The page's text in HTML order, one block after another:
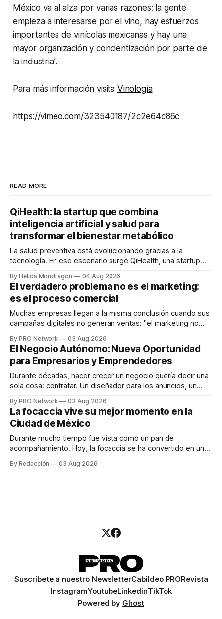
México va al alza por varias razones; la gente
empieza a interesarse por el vino, hay esfuerzos
importantes de vinícolas mexicanas y hay una
mayor organización y concientización por parte de
la industria”.
Para más información visita Vinología
https://vimeo.com/323540187/2c2e64c86c
READ MORE
QiHealth: la startup que combina
inteligencia artificial y salud para
transformar el bienestar metabólico
La salud preventiva está evolucionando gracias a la
tecnología. En ese escenario surge QiHealth, una startup
dispositivos inteligentes, inteligencia artificial y monitoreo
en tiempo real para ayudar a las personas a tomar mejores
decisiones sobre su salud metabólica. Su propuesta busca
responder
By Helios Mondragon 04 Aug 2026
El verdadero problema no es el marketing:
es el proceso comercial
Muchas empresas llegan a la misma conclusión cuando sus
campañas digitales no generan ventas: "el marketing no
INTERIUS, el problema suele estar en otro lugar. Durante
una entrevista para el podcast SER PRO, el especialista en
marketing digital explicó que
By PRO Network 03 Aug 2026
El Negocio Autónomo: Nueva Oportunidad
para Empresarios y Emprendedores
Durante décadas, hacer crecer un negocio quería decir una
sola cosa: contratar. Un diseñador para los anuncios, un
para los textos, alguien que supiera de publicidad digital
para encontrar prospectos, un vendedor para atender
llamadas y mensajes, y —con suerte— una persona
By PRO Network 03 Aug 2026
La focaccia vive su mejor momento en la
Ciudad de México
Durante mucho tiempo fue vista como un pan de
acompañamiento. Hoy, la focaccia se ha convertido en uno
artesanal, ingredientes de calidad y experiencias que
By Redacción 03 Aug 2026
Suscríbete a nuestro NewsletterCabildeo PRORevista
InstagramYoutubeLinkedinTikTok
Powered by Ghost